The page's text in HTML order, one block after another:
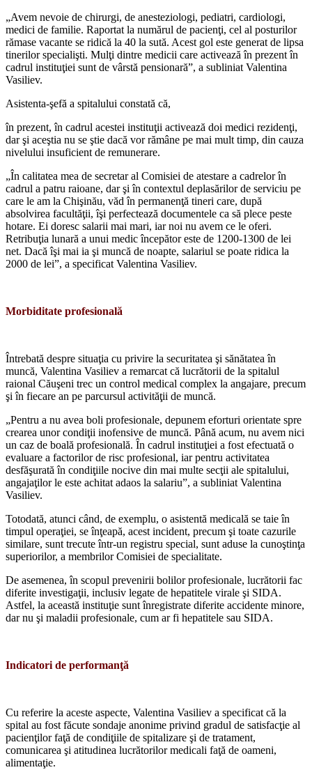
„Avem nevoie de chirurgi, de anestezio­logi, pediatri, cardiologi,
medici de familie. Raportat la numărul de pacienţi, cel al pos­turilor
rămase vacante se ridică la 40 la sută. Acest gol este generat de lipsa
tinerilor spe­cialişti. Mulţi dintre medicii care activează în prezent în
cadrul instituţiei sunt de vârstă pensionară”, a subliniat Valentina
Vasiliev.
Asistenta-şefă a spitalului constată că,
în prezent, în cadrul acestei instituţii activează doi medici rezidenţi,
dar şi aceştia nu se ştie dacă vor rămâne pe mai mult timp, din cau­za
nivelului insuficient de remunerare.
„În calitatea mea de secretar al Comisi­ei de atestare a cadrelor în
cadrul a patru raioane, dar şi în contextul deplasărilor de serviciu pe
care le am la Chişinău, văd în permanenţă tineri care, după
absolvirea facultăţii, îşi perfectează documentele ca să plece peste
hotare. Ei doresc salarii mai mari, iar noi nu avem ce le oferi.
Retribuţia lunară a unui medic începător este de 1200-1300 de lei
net. Dacă îşi mai ia şi muncă de noapte, salariul se poate ridica la
2000 de lei”, a specificat Valentina Vasiliev.
Morbiditate profesională
Întrebată despre situaţia cu privire la se­curitatea şi sănătatea în
muncă, Valentina Vasiliev a remarcat că lucrătorii de la spita­lul
raional Căuşeni trec un control medical complex la angajare, precum
şi în fiecare an pe parcursul activităţii de muncă.
„Pentru a nu avea boli profesionale, de­punem eforturi orientate spre
crearea unor condiţii inofensive de muncă. Până acum, nu avem nici
un caz de boală profesională. În cadrul instituţiei a fost efectuată o
eva­luare a factorilor de risc profesional, iar pentru activitatea
desfăşurată în condiţiile nocive din mai multe secţii ale spitalului,
angajaţilor le este achitat adaos la salariu”, a subliniat Valentina
Vasiliev.
Totodată, atunci când, de exemplu, o asistentă medicală se taie în
timpul opera­ţiei, se înţeapă, acest incident, precum şi toate cazurile
similare, sunt trecute într-un registru special, sunt aduse la cunoştinţa
superiorilor, a membrilor Comisiei de spe­cialitate.
De asemenea, în scopul prevenirii bolilor profesionale, lucrătorii fac
diferite investi­gaţii, inclusiv legate de hepatitele virale şi SIDA.
Astfel, la această instituţie sunt în­registrate diferite accidente minore,
dar nu şi maladii profesionale, cum ar fi hepatitele sau SIDA.
Indicatori de performanţă
Cu referire la aceste aspecte, Valentina Vasiliev a specificat că la
spital au fost făcute sondaje anonime privind gradul de satisfac­ţie al
pacienţilor faţă de condiţiile de spita­lizare şi de tratament,
comunicarea şi atitu­dinea lucrătorilor medicali faţă de oameni,
alimentaţie.